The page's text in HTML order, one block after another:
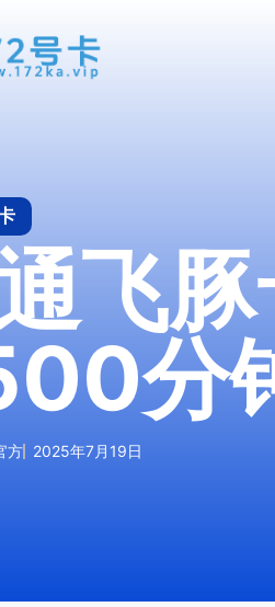
飞
分
方 2025年7月19日